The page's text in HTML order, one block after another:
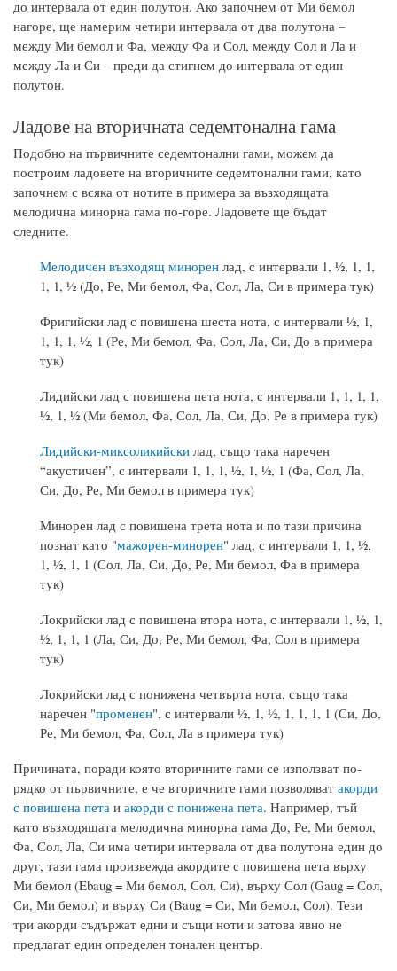
до интервала от един полутон. Ако започнем от Ми бемол
нагоре, ще намерим четири интервала от два полутона –
между Ми бемол и Фа, между Фа и Сол, между Сол и Ла и
между Ла и Си – преди да стигнем до интервала от един
полутон.
Ладове на вторичната седемтонална гама
Подобно на първичните седемтонални гами, можем да
построим ладовете на вторичните седемтонални гами, като
започнем с всяка от нотите в примера за възходящата
мелодична минорна гама по-горе. Ладовете ще бъдат
следните.
Мелодичен възходящ минорен лад, с интервали 1, ½, 1, 1,
1, 1, ½ (До, Ре, Ми бемол, Фа, Сол, Ла, Си в примера тук)
Фригийски лад с повишена шеста нота, с интервали ½, 1,
1, 1, 1, ½, 1 (Ре, Ми бемол, Фа, Сол, Ла, Си, До в примера
тук)
Лидийски лад с повишена пета нота, с интервали 1, 1, 1, 1,
½, 1, ½ (Ми бемол, Фа, Сол, Ла, Си, До, Ре в примера тук)
Лидийски-миксоликийски лад, също така наречен
“акустичен”, с интервали 1, 1, 1, ½, 1, ½, 1 (Фа, Сол, Ла,
Си, До, Ре, Ми бемол в примера тук)
Минорен лад с повишена трета нота и по тази причина
познат като "мажорен-минорен" лад, с интервали 1, 1, ½,
1, ½, 1, 1 (Сол, Ла, Си, До, Ре, Ми бемол, Фа в примера
тук)
Локрийски лад с повишена втора нота, с интервали 1, ½, 1,
½, 1, 1, 1 (Ла, Си, До, Ре, Ми бемол, Фа, Сол в примера
тук)
Локрийски лад с понижена четвърта нота, също така
наречен "променен", с интервали ½, 1, ½, 1, 1, 1, 1 (Си, До,
Ре, Ми бемол, Фа, Сол, Ла в примера тук)
Причината, поради която вторичните гами се използват по-
рядко от първичните, е че вторичните гами позволяват акорди
с повишена пета и акорди с понижена пета. Например, тъй
като възходящата мелодична минорна гама До, Ре, Ми бемол,
Фа, Сол, Ла, Си има четири интервала от два полутона един до
друг, тази гама произвежда акордите с повишена пета върху
Ми бемол (Ebaug = Ми бемол, Сол, Си), върху Сол (Gaug = Сол,
Си, Ми бемол) и върху Си (Baug = Си, Ми бемол, Сол). Тези
три акорди съдържат едни и същи ноти и затова явно не
предлагат един определен тонален център.